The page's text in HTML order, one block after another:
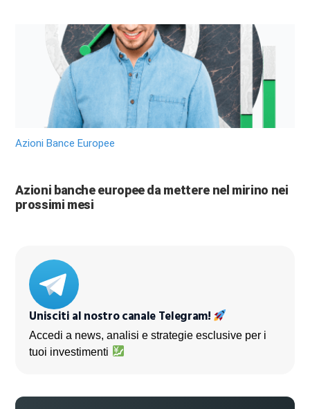
Azioni Bance Europee
Azioni banche europee da mettere nel mirino nei
prossimi mesi
Unisciti al nostro canale Telegram!
Accedi a news, analisi e strategie esclusive per i
tuoi investimenti